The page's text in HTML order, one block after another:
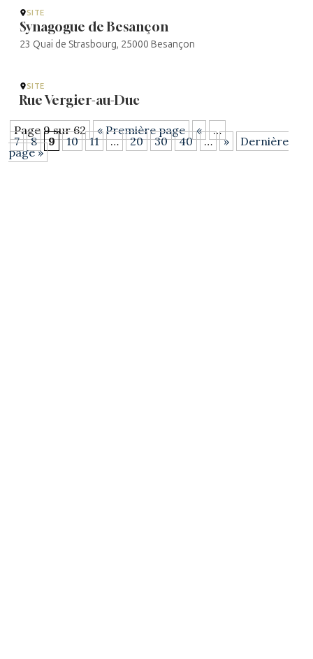
SITE
Synagogue de Besançon
23 Quai de Strasbourg, 25000 Besançon
SITE
Rue Vergier-au-Duc
Page 9 sur 62 « Première page «
…
7
8 9 10 11 … 20 30 40 … »
Dernière
page »